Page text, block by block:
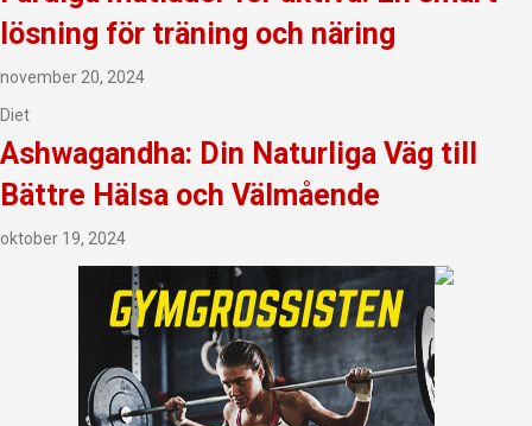
lösning för träning och näring
november 20, 2024
Diet
Ashwagandha: Din Naturliga Väg till
Bättre Hälsa och Välmående
oktober 19, 2024